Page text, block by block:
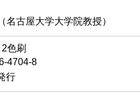
古屋大学大学院教授）
色刷
4704-8
行